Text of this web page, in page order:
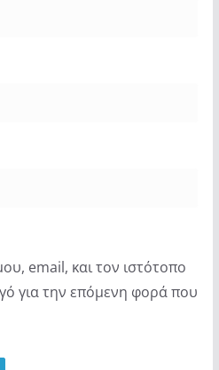
email, και τον ιστότοπο
για την επόμενη φορά που